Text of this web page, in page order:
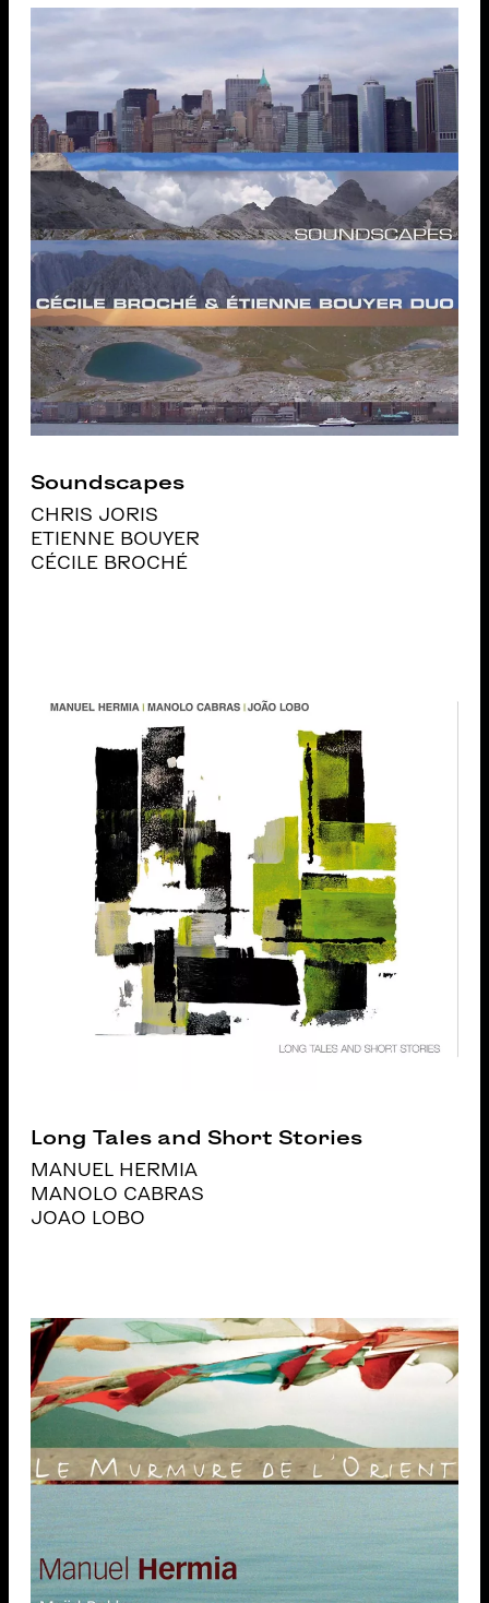
Soundscapes
CHRIS JORIS
ETIENNE BOUYER
CÉCILE BROCHÉ
Long Tales and Short Stories
MANUEL HERMIA
MANOLO CABRAS
JOAO LOBO